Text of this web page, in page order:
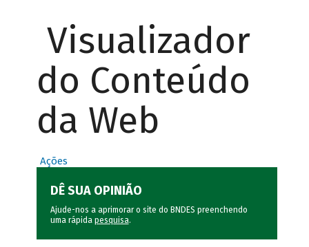
Visualizador
do Conteúdo
da Web
Ações
DÊ SUA OPINIÃO
Ajude-nos a aprimorar o site do BNDES preenchendo
uma rápida pesquisa.